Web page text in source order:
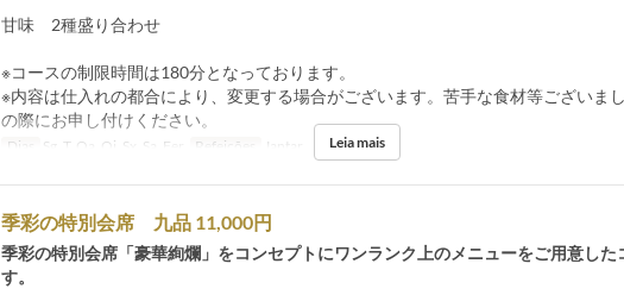
甘味 2種盛り合わせ
※コースの制限時間は180分となっております。
※内容は仕入れの都合により、変更する場合がございます。苦手な食材等ございま
の際にお申し付けください。
Dias Sg, T, Qa, Qi, Sx, Sa, Fer Refeições Jantar Leia mais
季彩の特別会席 九品 11,000円
季彩の特別会席「豪華絢爛」をコンセプトにワンランク上のメニューをご用意した
す。